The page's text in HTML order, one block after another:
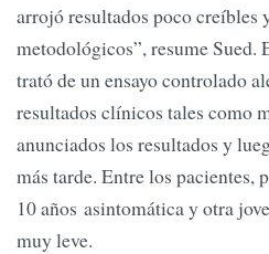
arrojó resultados poco creíbles
metodológicos”, resume Sued.
trató de un ensayo controlado
resultados clínicos tales como
anunciados los resultados y
más tarde. Entre los pacientes,
10 años asintomática y otra
muy leve.